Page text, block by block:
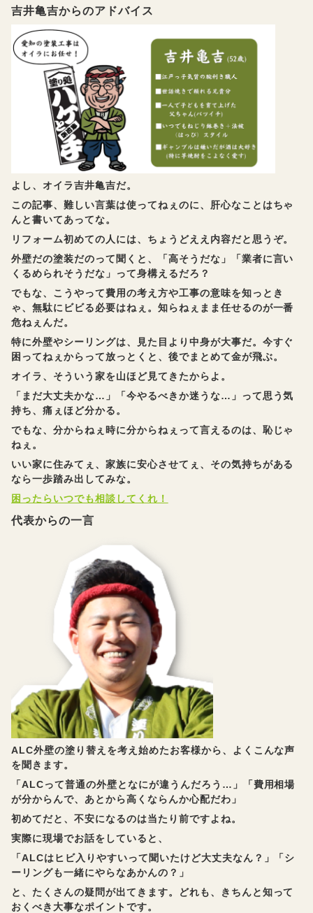
吉井亀吉からのアドバイス
よし、オイラ吉井亀吉だ。
この記事、難しい言葉は使ってねぇのに、肝心なことはちゃ
んと書いてあってな。
リフォーム初めての人には、ちょうどええ内容だと思うぞ。
外壁だの塗装だのって聞くと、「高そうだな」「業者に言い
くるめられそうだな」って身構えるだろ？
でもな、こうやって費用の考え方や工事の意味を知っとき
ゃ、無駄にビビる必要はねぇ。知らねぇまま任せるのが一番
危ねぇんだ。
特に外壁やシーリングは、見た目より中身が大事だ。今すぐ
困ってねぇからって放っとくと、後でまとめて金が飛ぶ。
オイラ、そういう家を山ほど見てきたからよ。
「まだ大丈夫かな…」「今やるべきか迷うな…」って思う気
持ち、痛ぇほど分かる。
でもな、分からねぇ時に分からねぇって言えるのは、恥じゃ
ねぇ。
いい家に住みてぇ、家族に安心させてぇ、その気持ちがある
なら一歩踏み出してみな。
困ったらいつでも相談してくれ！
代表からの一言
ALC外壁の塗り替えを考え始めたお客様から、よくこんな声
を聞きます。
「ALCって普通の外壁となにが違うんだろう…」「費用相場
が分からんで、あとから高くならんか心配だわ」
初めてだと、不安になるのは当たり前ですよね。
実際に現場でお話をしていると、
「ALCはヒビ入りやすいって聞いたけど大丈夫なん？」「シ
ーリングも一緒にやらなあかんの？」
と、たくさんの疑問が出てきます。どれも、きちんと知って
おくべき大事なポイントです。